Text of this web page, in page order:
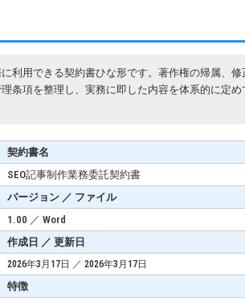
利用できる契約書ひな形です。著作権の帰属、修
条項を整理し、実務に即した内容を体系的に定め
契約書名
SEO記事制作業務委託契約書
バージョン ／ ファイル
1.00 ／ Word
作成日 ／ 更新日
2026年3月17日 ／ 2026年3月17日
特徴